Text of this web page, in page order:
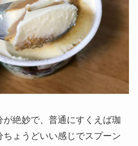
絶妙で、普通にすくえば珈
ょうどいい感じでスプーン